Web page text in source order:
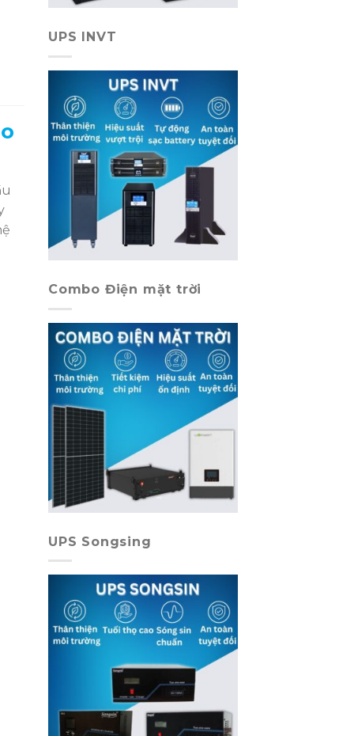
UPS INVT
Combo Điện mặt trời
UPS Songsing